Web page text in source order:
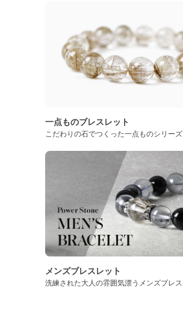
一点ものブレスレット
こだわりの石でつくった一点ものシリーズ
メンズブレスレット
洗練された大人の雰囲気漂うメンズブレス